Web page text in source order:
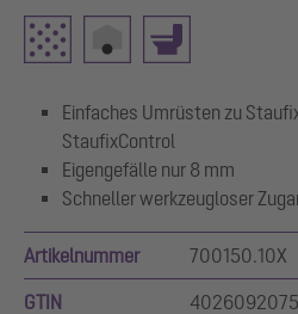
Einfaches Umrüsten zu
StaufixControl
Eigengefälle nur 8 mm
Schneller werkzeugloser
Artikelnummer 700150.10X
GTIN